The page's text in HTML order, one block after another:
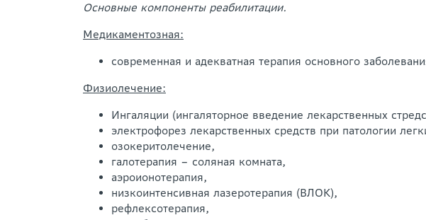
Основные компоненты реабилитации.
Медикаментозная:
современная и адекватная терапия основного
Физиолечение:
Ингаляции (ингаляторное введение лекарственных
электрофорез лекарственных средств при патологии
озокеритолечение,
галотерапия – соляная комната,
аэроионотерапия,
низкоинтенсивная лазеротерапия (ВЛОК),
рефлексотерапия,